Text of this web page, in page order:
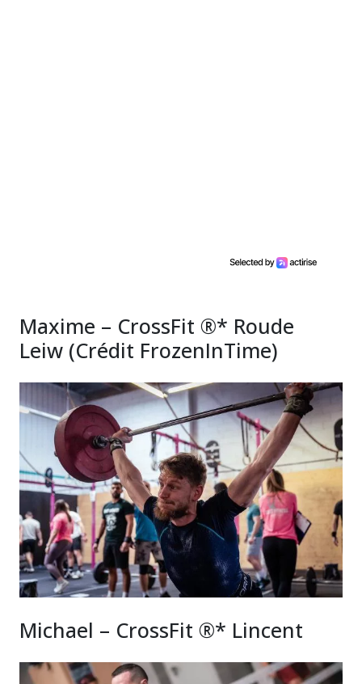
Maxime – CrossFit ®* Roude
Leiw (Crédit FrozenInTime)
Michael – CrossFit ®* Lincent